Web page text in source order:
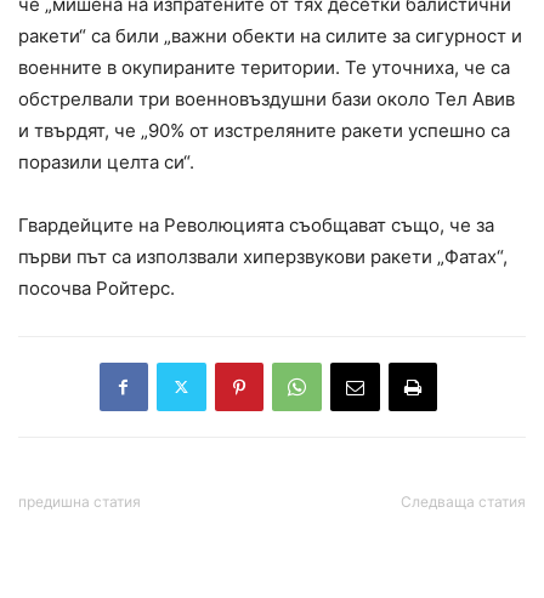
ракети“ са били „важни обекти на силите за сигурност и
военните в окупираните територии. Те уточниха, че са
обстрелвали три военновъздушни бази около Тел Авив
и твърдят, че „90% от изстреляните ракети успешно са
поразили целта си“.
Гвардейците на Революцията съобщават също, че за
първи път са използвали хиперзвукови ракети „Фатах“,
посочва Ройтерс.
предишна статия Следваща статия